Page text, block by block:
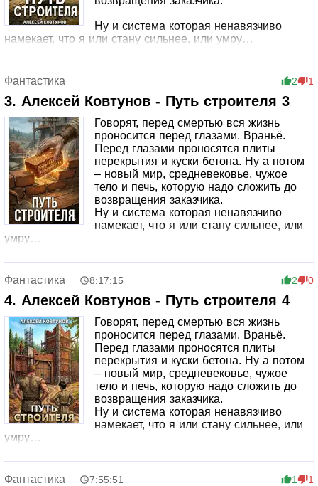
Ну и система которая ненавязчиво
намекает, что я или стану сильнее, или умру…
Фантастика 2 1
3. Алексей Ковтунов - Путь строителя 3
Говорят, перед смертью вся жизнь
проносится перед глазами. Враньё.
Перед глазами проносятся плиты
перекрытия и куски бетона. Ну а потом
– новый мир, средневековье, чужое
тело и печь, которую надо сложить до
возвращения заказчика.
Ну и система которая ненавязчиво
намекает, что я или стану сильнее, или
умру…
Фантастика 8:17:15 2 0
4. Алексей Ковтунов - Путь строителя 4
Говорят, перед смертью вся жизнь
проносится перед глазами. Враньё.
Перед глазами проносятся плиты
перекрытия и куски бетона. Ну а потом
– новый мир, средневековье, чужое
тело и печь, которую надо сложить до
возвращения заказчика.
Ну и система которая ненавязчиво
намекает, что я или стану сильнее, или
умру…
Фантастика 7:55:51 1 1